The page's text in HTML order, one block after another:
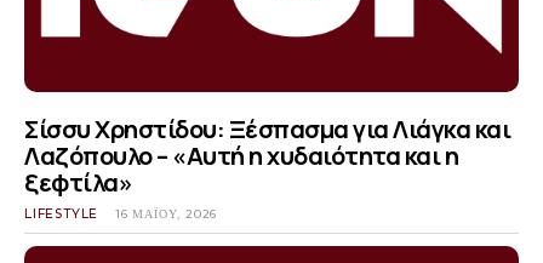
Σίσσυ Χρηστίδου: Ξέσπασμα για Λιάγκα και
Λαζόπουλο – «Αυτή η χυδαιότητα και η
ξεφτίλα»
LIFESTYLE 16 ΜΑΪ́ΟΥ, 2026